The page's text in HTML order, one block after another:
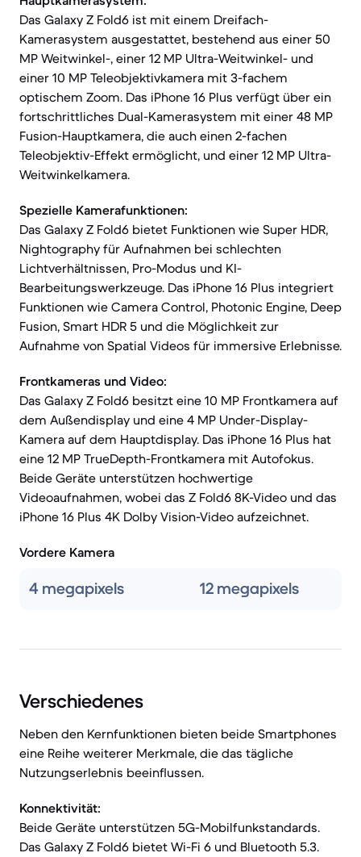
Das Galaxy Z Fold6 ist mit einem Dreifach-
Kamerasystem ausgestattet, bestehend aus einer 50
MP Weitwinkel-, einer 12 MP Ultra-Weitwinkel- und
einer 10 MP Teleobjektivkamera mit 3-fachem
optischem Zoom. Das iPhone 16 Plus verfügt über ein
fortschrittliches Dual-Kamerasystem mit einer 48 MP
Fusion-Hauptkamera, die auch einen 2-fachen
Teleobjektiv-Effekt ermöglicht, und einer 12 MP Ultra-
Weitwinkelkamera.
Spezielle Kamerafunktionen:
Das Galaxy Z Fold6 bietet Funktionen wie Super HDR,
Nightography für Aufnahmen bei schlechten
Lichtverhältnissen, Pro-Modus und KI-
Bearbeitungswerkzeuge. Das iPhone 16 Plus integriert
Funktionen wie Camera Control, Photonic Engine, Deep
Fusion, Smart HDR 5 und die Möglichkeit zur
Aufnahme von Spatial Videos für immersive Erlebnisse.
Frontkameras und Video:
Das Galaxy Z Fold6 besitzt eine 10 MP Frontkamera auf
dem Außendisplay und eine 4 MP Under-Display-
Kamera auf dem Hauptdisplay. Das iPhone 16 Plus hat
eine 12 MP TrueDepth-Frontkamera mit Autofokus.
Beide Geräte unterstützen hochwertige
Videoaufnahmen, wobei das Z Fold6 8K-Video und das
iPhone 16 Plus 4K Dolby Vision-Video aufzeichnet.
Vordere Kamera
4 megapixels 12 megapixels
Verschiedenes
Neben den Kernfunktionen bieten beide Smartphones
eine Reihe weiterer Merkmale, die das tägliche
Nutzungserlebnis beeinflussen.
Konnektivität:
Beide Geräte unterstützen 5G-Mobilfunkstandards.
Das Galaxy Z Fold6 bietet Wi-Fi 6 und Bluetooth 5.3.